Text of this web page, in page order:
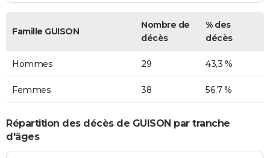
Famille GUISON
Nombre de
décès
% des
décès
Hommes 29 43,3 %
Femmes 38 56,7 %
Répartition des décès de GUISON par tranche
d'âges